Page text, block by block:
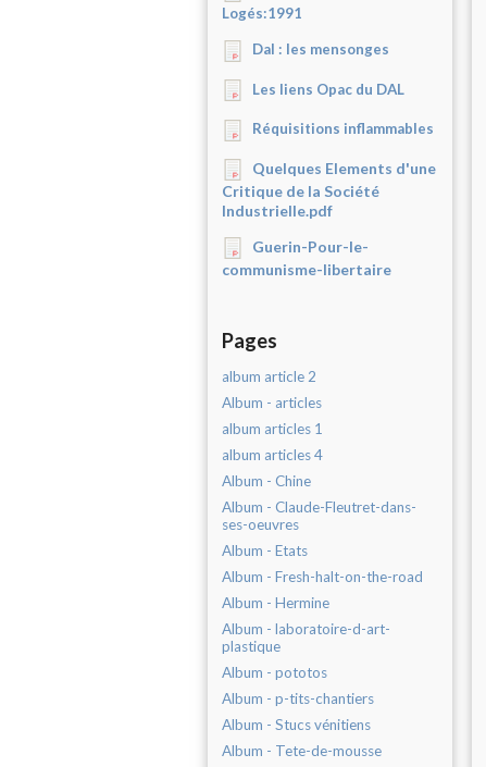
Logés:1991
Dal : les mensonges
Les liens Opac du DAL
Réquisitions inflammables
Quelques Elements d'une
Critique de la Société
Industrielle.pdf
Guerin-Pour-le-
communisme-libertaire
Pages
album article 2
Album - articles
album articles 1
album articles 4
Album - Chine
Album - Claude-Fleutret-dans-
ses-oeuvres
Album - Etats
Album - Fresh-halt-on-the-road
Album - Hermine
Album - laboratoire-d-art-
plastique
Album - pototos
Album - p-tits-chantiers
Album - Stucs vénitiens
Album - Tete-de-mousse